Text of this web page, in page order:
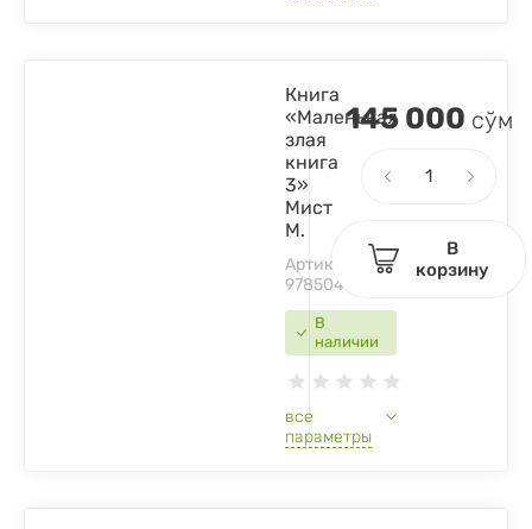
В
наличии
Книга
«Маленькая
злая
книга
3»
Мист
М.
Артикул:
9785041044985
все
параметры
145 000 сўм
В
корзину